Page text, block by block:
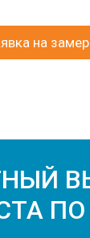
на замер